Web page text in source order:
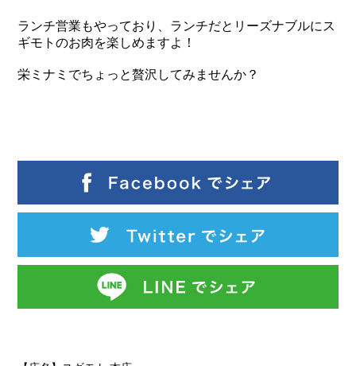
ランチ営業もやっており、ランチだとリーズナブルにス
ギモトのお肉を楽しめますよ！
栄ミナミでちょっと贅沢してみませんか？